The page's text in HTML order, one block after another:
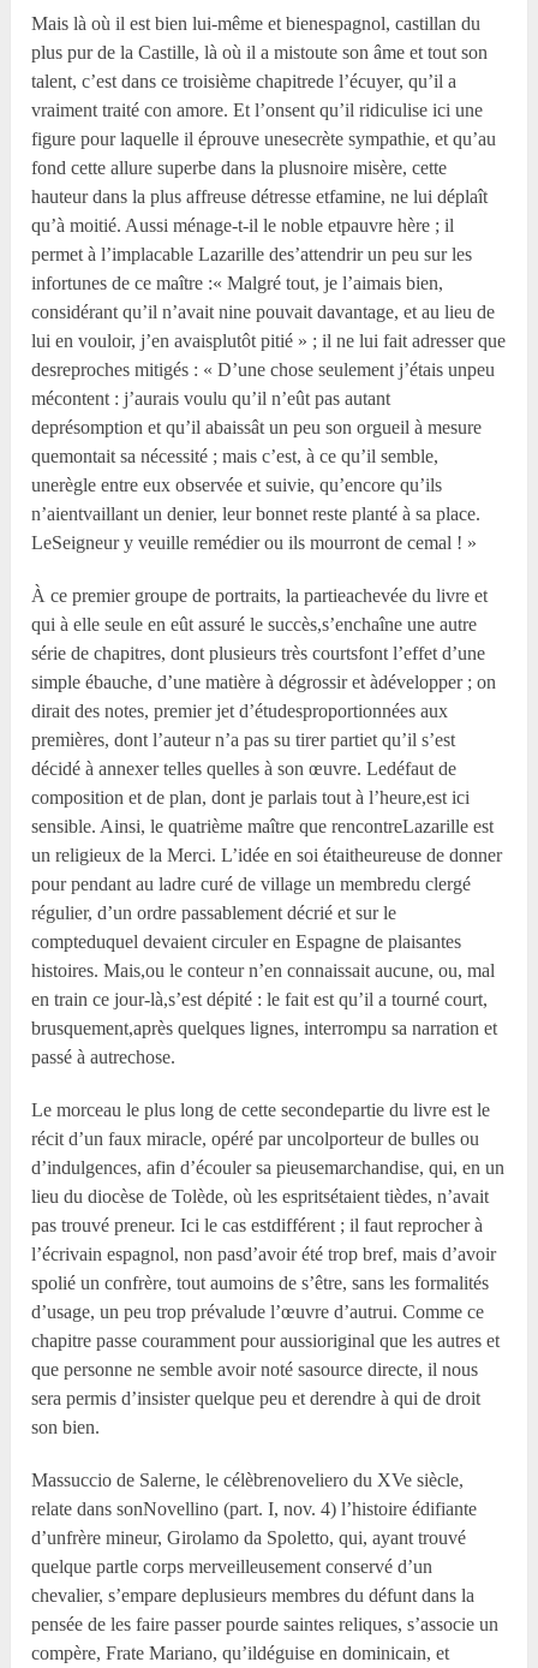
Mais là où il est bien lui-même et bienespagnol, castillan du
plus pur de la Castille, là où il a mistoute son âme et tout son
talent, c’est dans ce troisième chapitrede l’écuyer, qu’il a
vraiment traité con amore. Et l’onsent qu’il ridiculise ici une
figure pour laquelle il éprouve unesecrète sympathie, et qu’au
fond cette allure superbe dans la plusnoire misère, cette
hauteur dans la plus affreuse détresse etfamine, ne lui déplaît
qu’à moitié. Aussi ménage-t-il le noble etpauvre hère ; il
permet à l’implacable Lazarille des’attendrir un peu sur les
infortunes de ce maître :« Malgré tout, je l’aimais bien,
considérant qu’il n’avait nine pouvait davantage, et au lieu de
lui en vouloir, j’en avaisplutôt pitié » ; il ne lui fait adresser que
desreproches mitigés : « D’une chose seulement j’étais unpeu
mécontent : j’aurais voulu qu’il n’eût pas autant
deprésomption et qu’il abaissât un peu son orgueil à mesure
quemontait sa nécessité ; mais c’est, à ce qu’il semble,
unerègle entre eux observée et suivie, qu’encore qu’ils
n’aientvaillant un denier, leur bonnet reste planté à sa place.
LeSeigneur y veuille remédier ou ils mourront de cemal ! »
À ce premier groupe de portraits, la partieachevée du livre et
qui à elle seule en eût assuré le succès,s’enchaîne une autre
série de chapitres, dont plusieurs très courtsfont l’effet d’une
simple ébauche, d’une matière à dégrossir et àdévelopper ; on
dirait des notes, premier jet d’étudesproportionnées aux
premières, dont l’auteur n’a pas su tirer partiet qu’il s’est
décidé à annexer telles quelles à son œuvre. Ledéfaut de
composition et de plan, dont je parlais tout à l’heure,est ici
sensible. Ainsi, le quatrième maître que rencontreLazarille est
un religieux de la Merci. L’idée en soi étaitheureuse de donner
pour pendant au ladre curé de village un membredu clergé
régulier, d’un ordre passablement décrié et sur le
compteduquel devaient circuler en Espagne de plaisantes
histoires. Mais,ou le conteur n’en connaissait aucune, ou, mal
en train ce jour-là,s’est dépité : le fait est qu’il a tourné court,
brusquement,après quelques lignes, interrompu sa narration et
passé à autrechose.
Le morceau le plus long de cette secondepartie du livre est le
récit d’un faux miracle, opéré par uncolporteur de bulles ou
d’indulgences, afin d’écouler sa pieusemarchandise, qui, en un
lieu du diocèse de Tolède, où les espritsétaient tièdes, n’avait
pas trouvé preneur. Ici le cas estdifférent ; il faut reprocher à
l’écrivain espagnol, non pasd’avoir été trop bref, mais d’avoir
spolié un confrère, tout aumoins de s’être, sans les formalités
d’usage, un peu trop prévalude l’œuvre d’autrui. Comme ce
chapitre passe couramment pour aussioriginal que les autres et
que personne ne semble avoir noté sasource directe, il nous
sera permis d’insister quelque peu et derendre à qui de droit
son bien.
Massuccio de Salerne, le célèbrenoveliero du XVe siècle,
relate dans sonNovellino (part. I, nov. 4) l’histoire édifiante
d’unfrère mineur, Girolamo da Spoletto, qui, ayant trouvé
quelque partle corps merveilleusement conservé d’un
chevalier, s’empare deplusieurs membres du défunt dans la
pensée de les faire passer pourde saintes reliques, s’associe un
compère, Frate Mariano, qu’ildéguise en dominicain, et